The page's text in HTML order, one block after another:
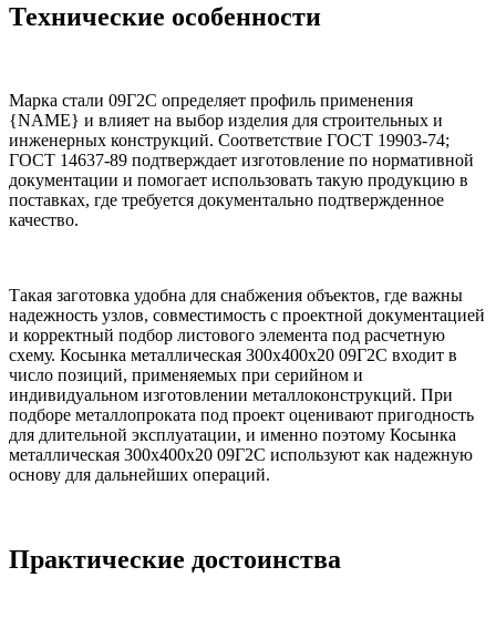
Технические особенности
Марка стали 09Г2С определяет профиль применения
{NAME} и влияет на выбор изделия для строительных и
инженерных конструкций. Соответствие ГОСТ 19903-74;
ГОСТ 14637-89 подтверждает изготовление по нормативной
документации и помогает использовать такую продукцию в
поставках, где требуется документально подтвержденное
качество.
Такая заготовка удобна для снабжения объектов, где важны
надежность узлов, совместимость с проектной документацией
и корректный подбор листового элемента под расчетную
схему. Косынка металлическая 300х400х20 09Г2С входит в
число позиций, применяемых при серийном и
индивидуальном изготовлении металлоконструкций. При
подборе металлопроката под проект оценивают пригодность
для длительной эксплуатации, и именно поэтому Косынка
металлическая 300х400х20 09Г2С используют как надежную
основу для дальнейших операций.
Практические достоинства